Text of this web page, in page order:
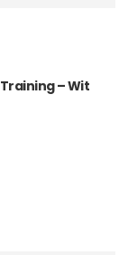
– Wit